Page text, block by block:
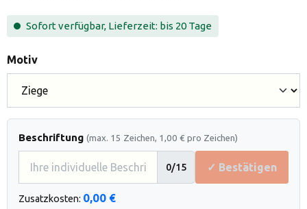
Sofort verfügbar, Lieferzeit: bis 20 Tage
Motivauswählen
Beschriftung (max. 15 Zeichen, 1,00 € pro Zeichen)
0/15 ✓ Bestätigen
Zusatzkosten: 0,00 €